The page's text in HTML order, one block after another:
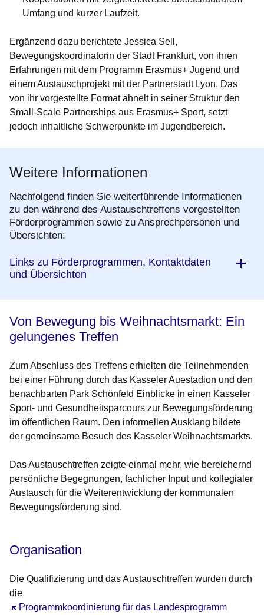
Umfang und kurzer Laufzeit.
Ergänzend dazu berichtete Jessica Sell,
Bewegungskoordinatorin der Stadt Frankfurt, von ihren
Erfahrungen mit dem Programm Erasmus+ Jugend und
einem Austauschprojekt mit der Partnerstadt Lyon. Das
von ihr vorgestellte Format ähnelt in seiner Struktur den
Small-Scale Partnerships aus Erasmus+ Sport, setzt
jedoch inhaltliche Schwerpunkte im Jugendbereich.
Weitere Informationen
Nachfolgend finden Sie weiterführende Informationen
zu den während des Austauschtreffens vorgestellten
Förderprogrammen sowie zu Ansprechpersonen und
Übersichten:
Links zu Förderprogrammen, Kontaktdaten
und Übersichten
Von Bewegung bis Weihnachtsmarkt: Ein
gelungenes Treffen
Zum Abschluss des Treffens erhielten die Teilnehmenden
bei einer Führung durch das Kasseler Auestadion und den
benachbarten Park Schönfeld Einblicke in einen Kasseler
Sport- und Gesundheitsparcours zur Bewegungsförderung
im öffentlichen Raum. Den informellen Ausklang bildete
der gemeinsame Besuch des Kasseler Weihnachtsmarkts.
Das Austauschtreffen zeigte einmal mehr, wie bereichernd
persönliche Begegnungen, fachlicher Input und kollegialer
Austausch für die Weiterentwicklung der kommunalen
Bewegungsförderung sind.
Organisation
Die Qualifizierung und das Austauschtreffen wurden durch
die
Programmkoordinierung für das Landesprogramm
Öffnet sich in einem neuen Fenster